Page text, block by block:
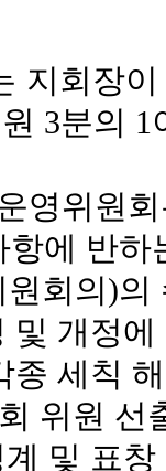
지회장
3분의
영위원
에 반하
회의)의
및 개정
종 세칙
위원 선
및 표